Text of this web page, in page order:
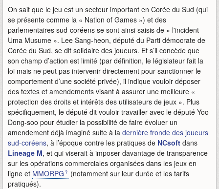
On sait que le jeu est un secteur important en Corée du Sud (qui
se présente comme la « Nation of Games ») et des
parlementaires sud-coréens se sont ainsi saisis de « l'incident
Uma Musume ». Lee Sang-heon, député du Parti démocrate de
Corée du Sud, se dit solidaire des joueurs. Et s’il concède que
son champ d’action est limité (par définition, le législateur fait la
loi mais ne peut pas intervenir directement pour sanctionner le
comportement d’une société privée), il indique vouloir déposer
des textes et amendements visant à assurer une meilleure «
protection des droits et intérêts des utilisateurs de jeux ». Plus
spécifiquement, le député dit vouloir travailler avec le député Yoo
Dong-soo pour étudier la possibilité de faire évoluer un
amendement déjà imaginé suite à la dernière fronde des joueurs
sud-coréens, à l’époque contre les pratiques de NCsoft dans
Lineage M, et qui viserait à imposer davantage de transparence
sur les opérations commerciales organisées dans les jeux en
ligne et MMORPG
(notamment sur leur durée et les tarifs
pratiqués).